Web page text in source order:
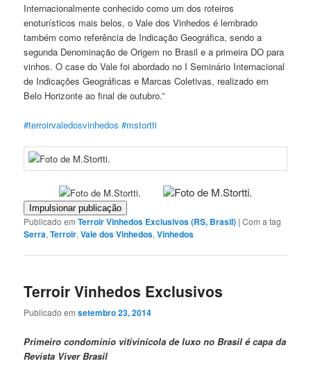
Internacionalmente conhecido como um dos roteiros
enoturísticos mais belos, o Vale dos Vinhedos é lembrado
também como referência de Indicação Geográfica, sendo a
segunda Denominação de Origem no Brasil e a primeira DO para
vinhos. O case do Vale foi abordado no I Seminário Internacional
de Indicações Geográficas e Marcas Coletivas, realizado em
Belo Horizonte ao final de outubro.”
‪#‎terroirvaledosvinhedos‬ ‪#‎mstortti‬
Impulsionar publicação
Publicado em Terroir Vinhedos Exclusivos (RS, Brasil) |Com a tag
Serra,Terroir,Vale dos Vinhedos,Vinhedos
Terroir Vinhedos Exclusivos
Publicado emsetembro 23, 2014
Primeiro condomínio vitivinícola de luxo no Brasil é capa da
Revista Viver Brasil